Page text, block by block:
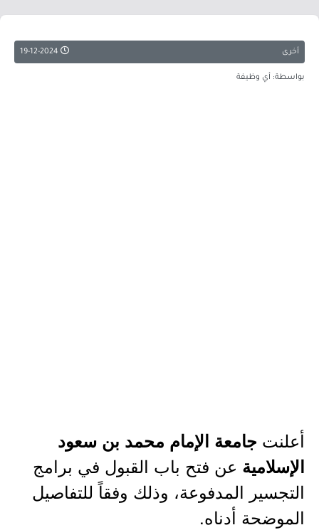
أخرى
بواسطة: أي وظيفة
أعلنت جامعة الإمام محمد بن سعود
الإسلامية عن فتح باب القبول في برامج
التجسير المدفوعة، وذلك وفقاً للتفاصيل
الموضحة أدناه.